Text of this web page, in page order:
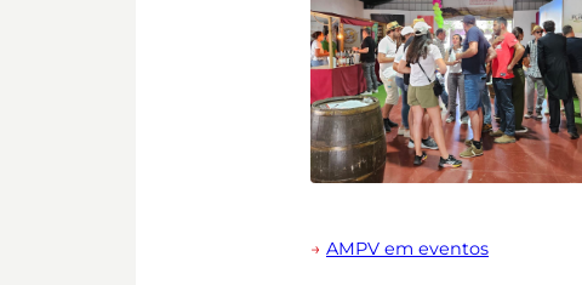
→ AMPV em eventos